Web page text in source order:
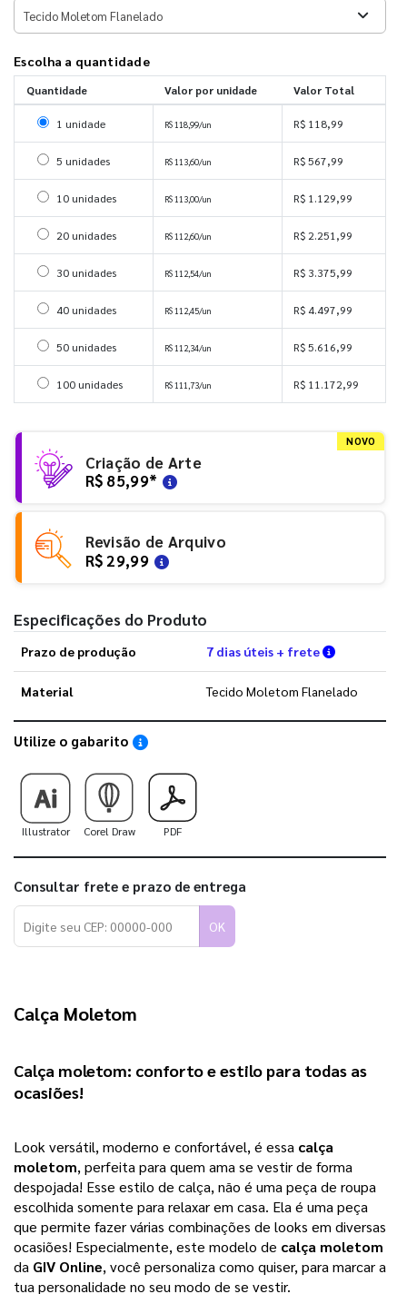
Escolha a quantidade
Quantidade Valor por unidade Valor Total
Selecionar 1 unidade
1 unidade R$ 118,99/un R$ 118,99
Selecionar 5 unidades
5 unidades R$ 113,60/un R$ 567,99
Selecionar 10 unidades
10 unidades R$ 113,00/un R$ 1.129,99
Selecionar 20 unidades
20 unidades R$ 112,60/un R$ 2.251,99
Selecionar 30 unidades
30 unidades R$ 112,54/un R$ 3.375,99
Selecionar 40 unidades
40 unidades R$ 112,45/un R$ 4.497,99
Selecionar 50 unidades
50 unidades R$ 112,34/un R$ 5.616,99
Selecionar 100 unidades
100 unidades R$ 111,73/un R$ 11.172,99
NOVO
Criação de Arte
R$ 85,99*
Revisão de Arquivo
R$ 29,99
Especificações do Produto
Prazo de produção 7 dias úteis + frete Verifique
Material Tecido Moletom Flanelado
Utilize o gabarito Saiba como utilizar os nossos gabaritos
Illustrator Corel Draw PDF
Consultar frete e prazo de entrega
OK
Calça Moletom
Calça moletom: conforto e estilo para todas as
ocasiões!
Look versátil, moderno e confortável, é essa calça
moletom, perfeita para quem ama se vestir de forma
despojada! Esse estilo de calça, não é uma peça de roupa
escolhida somente para relaxar em casa. Ela é uma peça
que permite fazer várias combinações de looks em diversas
ocasiões! Especialmente, este modelo de calça moletom
da GIV Online, você personaliza como quiser, para marcar a
tua personalidade no seu modo de se vestir.